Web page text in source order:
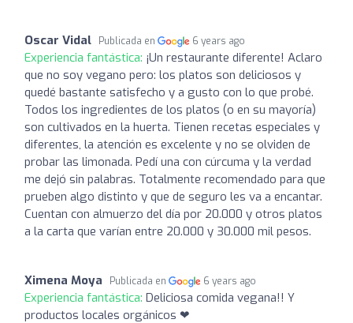
Oscar Vidal Publicada en 6 years ago
Experiencia fantástica: ¡Un restaurante diferente! Aclaro
que no soy vegano pero: los platos son deliciosos y
quedé bastante satisfecho y a gusto con lo que probé.
Todos los ingredientes de los platos (o en su mayoría)
son cultivados en la huerta. Tienen recetas especiales y
diferentes, la atención es excelente y no se olviden de
probar las limonada. Pedí una con cúrcuma y la verdad
me dejó sin palabras. Totalmente recomendado para que
prueben algo distinto y que de seguro les va a encantar.
Cuentan con almuerzo del día por 20.000 y otros platos
a la carta que varían entre 20.000 y 30.000 mil pesos.
Ximena Moya Publicada en 6 years ago
Experiencia fantástica: Deliciosa comida vegana!! Y
productos locales orgánicos ❤